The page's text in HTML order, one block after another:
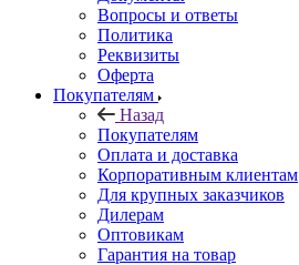
Вопросы и ответы
Политика
Реквизиты
Оферта
Покупателям
Назад
Покупателям
Оплата и доставка
Корпоративным клиентам
Для крупных заказчиков
Дилерам
Оптовикам
Гарантия на товар